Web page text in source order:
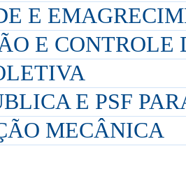
E
E CONTROLE
E PSF
MECÂNICA